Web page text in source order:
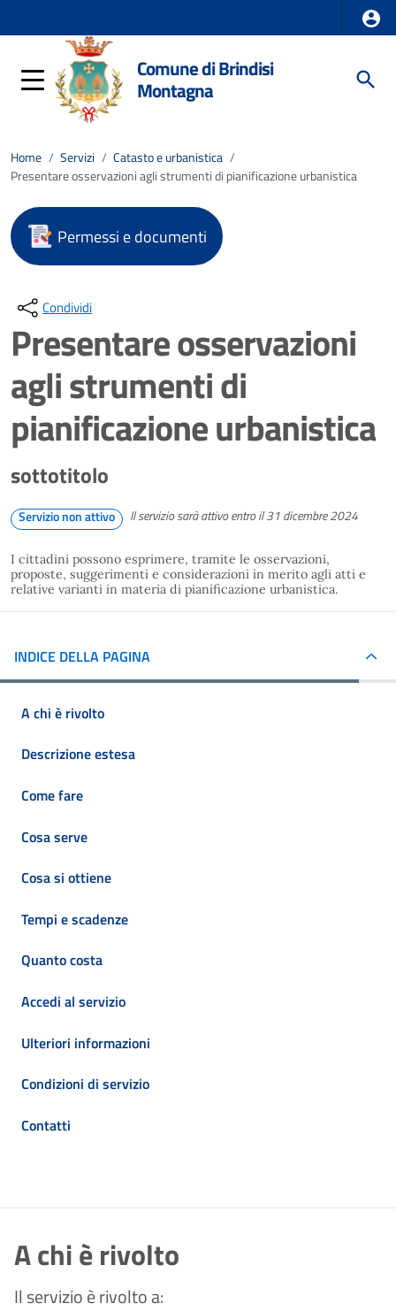
Comune di Brindisi
Montagna
Home / Servizi / Catasto e urbanistica /
Presentare osservazioni agli strumenti di pianificazione urbanistica
Permessi e documenti
Condividi
Presentare osservazioni
agli strumenti di
pianificazione urbanistica
sottotitolo
Servizio non attivo Il servizio sarà attivo entro il 31 dicembre 2024
I cittadini possono esprimere, tramite le osservazioni,
proposte, suggerimenti e considerazioni in merito agli atti e
relative varianti in materia di pianificazione urbanistica.
INDICE DELLA PAGINA
A chi è rivolto
Descrizione estesa
Come fare
Cosa serve
Cosa si ottiene
Tempi e scadenze
Quanto costa
Accedi al servizio
Ulteriori informazioni
Condizioni di servizio
Contatti
A chi è rivolto
Il servizio è rivolto a: